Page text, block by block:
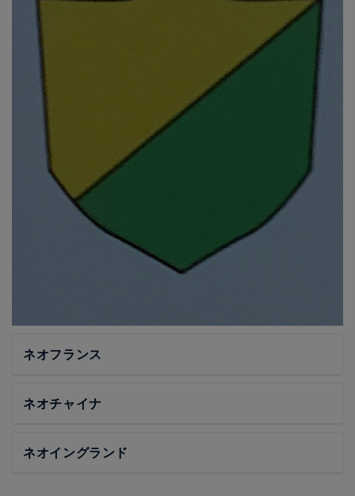
ネオフランス
ネオチャイナ
ネオイングランド